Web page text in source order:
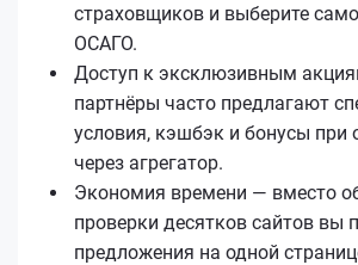
страховщиков и выберите
ОСАГО.
Доступ к эксклюзивным
партнёры часто предлагают
условия, кэшбэк и бонусы при
через агрегатор.
Экономия времени — вместо
проверки десятков сайтов вы
предложения на одной